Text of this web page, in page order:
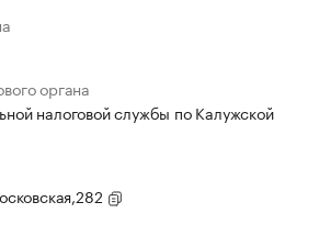
органа
налоговой службы по Калужской